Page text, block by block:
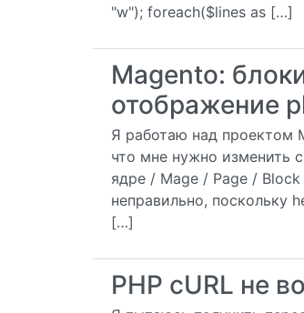
"w"); foreach($lines as […]
Magento:
отображение
Я работаю над проектом
что мне нужно изменить
ядре / Mage / Page /
неправильно, поскольку
[…]
PHP cURL не